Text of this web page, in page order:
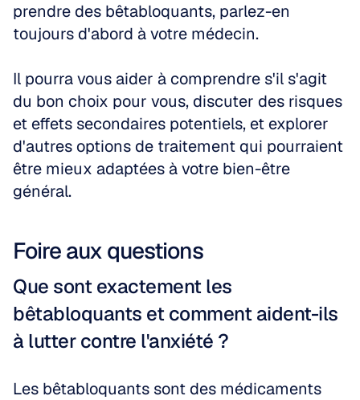
prendre des bêtabloquants, parlez-en
toujours d'abord à votre médecin.
Il pourra vous aider à comprendre s'il s'agit
du bon choix pour vous, discuter des risques
et effets secondaires potentiels, et explorer
d'autres options de traitement qui pourraient
être mieux adaptées à votre bien-être
général.
Foire aux questions
Que sont exactement les
bêtabloquants et comment aident-ils
à lutter contre l'anxiété ?
Les bêtabloquants sont des médicaments